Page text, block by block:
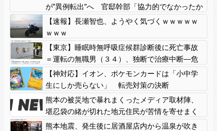
が”異例転出”へ 官邸幹部「協力的でなかったか
ら」
【速報】長瀬智也、ようやく気づくｗｗｗｗｗ
ｗｗｗ
【東京】睡眠時無呼吸症候群診断後に死亡事故
＝運転の無職男（３４）、独断で治療中断―危
険運転致死罪適用も
【神対応】イオン、ポケモンカードは「小中学
生にしか売らない」 転売対策の決断
熊本の被災地で暴れまくったメディア取材陣、
堪忍袋の緒が切れた地元住民が苦情を寄せまく
った結果……
熊本地震、発生後に居酒屋店内から温泉が吹き